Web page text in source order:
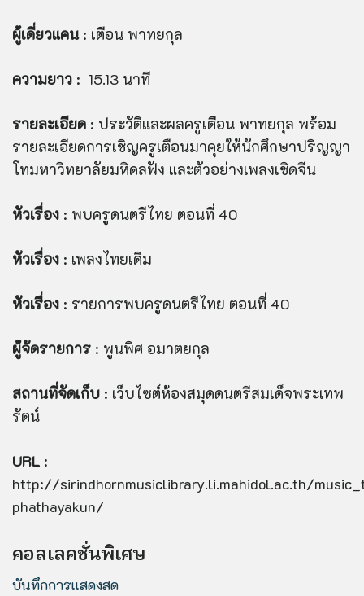
ผู้เดี่ยวแคน: เตือน พาทยกุล
ความยาว : 15.13 นาที
รายละเอียด : ประวัติและผลครูเตือน พาทยกุล พร้อม
รายละเอียดการเชิญครูเตือนมาคุยให้นักศึกษาปริญญา
โทมหาวิทยาลัยมหิดลฟัง และตัวอย่างเพลงเชิดจีน
หัวเรื่อง : พบครูดนตรีไทย ตอนที่ 40
หัวเรื่อง : เพลงไทยเดิม
หัวเรื่อง : รายการพบครูดนตรีไทย ตอนที่ 40
ผู้จัดรายการ : พูนพิศ อมาตยกุล
สถานที่จัดเก็บ : เว็บไซต์ห้องสมุดดนตรีสมเด็จพระเทพ
รัตน์
URL :
http://sirindhornmusiclibrary.li.mahidol.ac.th/
phathayakun/
คอลเลคชั่นพิเศษ
บันทึกการแสดงสด